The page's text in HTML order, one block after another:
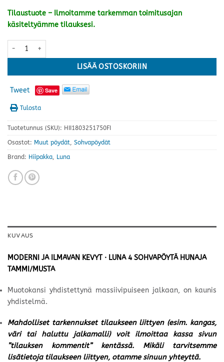
Tilaustuote – Ilmoitamme tarkemman toimitusajan
käsiteltyämme tilauksesi.
Luna 4 sohvapöytä 85 cm, hunaja tammi/musta määrä
LISÄÄ OSTOSKORIIN
Tweet Save
Tulosta
Tuotetunnus (SKU): HII1803251750FI
Osastot: Muut pöydät, Sohvapöydät
Brand: Hiipakka, Luna
KUVAUS
MODERNI JA ILMAVAN KEVYT · LUNA 4 SOHVAPÖYTÄ HUNAJA
TAMMI/MUSTA
Muotokansi yhdistettynä massiivipuiseen jalkaan, on kaunis
yhdistelmä.
Mahdolliset tarkennukset tilaukseen liittyen (esim. kangas,
väri tai haluttu jalkamalli) voit ilmoittaa kassa sivun
”tilauksen kommentit” kentässä. Mikäli tarvitsemme
lisätietoja tilaukseen liittyen, otamme sinuun yhteyttä.